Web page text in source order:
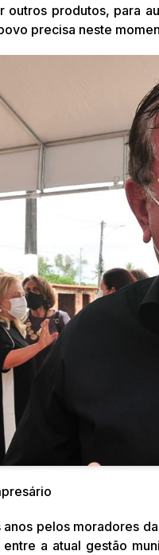
outros produtos, para
precisa neste
anos pelos moradores
a atual gestão